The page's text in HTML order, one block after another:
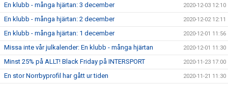
En klubb - många hjärtan: 3 december 2020-12-03 12:10
En klubb - många hjärtan: 2 december 2020-12-02 12:11
En klubb - många hjärtan: 1 december 2020-12-01 11:56
Missa inte vår julkalender: En klubb - många hjärtan 2020-12-01 11:30
Minst 25% på ALLT! Black Friday på INTERSPORT 2020-11-23 17:00
En stor Norrbyprofil har gått ur tiden 2020-11-21 11:30